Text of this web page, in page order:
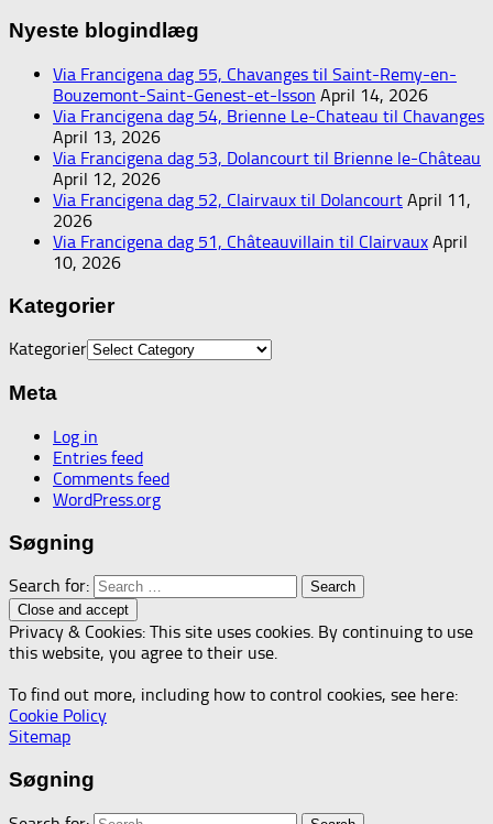
Nyeste blogindlæg
Via Francigena dag 55, Chavanges til Saint-Remy-en-
Bouzemont-Saint-Genest-et-Isson April 14, 2026
Via Francigena dag 54, Brienne Le-Chateau til Chavanges
April 13, 2026
Via Francigena dag 53, Dolancourt til Brienne le-Château
April 12, 2026
Via Francigena dag 52, Clairvaux til Dolancourt April 11,
2026
Via Francigena dag 51, Châteauvillain til Clairvaux April
10, 2026
Kategorier
Kategorier
Meta
Log in
Entries feed
Comments feed
WordPress.org
Søgning
Search for:
Privacy & Cookies: This site uses cookies. By continuing to use
this website, you agree to their use.
To find out more, including how to control cookies, see here:
Cookie Policy
Sitemap
Søgning